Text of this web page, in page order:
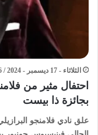
الثلاثاء - 17 ديسمبر - 2024 / 10:36 مساءً
احتفال مثير من
بجائزة ذا بيست
علق نادي فلامنجو